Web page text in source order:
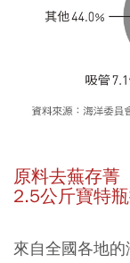
原料去蕪存菁
2.5公斤寶特
來自全國各地